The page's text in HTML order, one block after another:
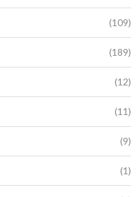
(109)
(189)
(12)
(11)
(9)
(1)